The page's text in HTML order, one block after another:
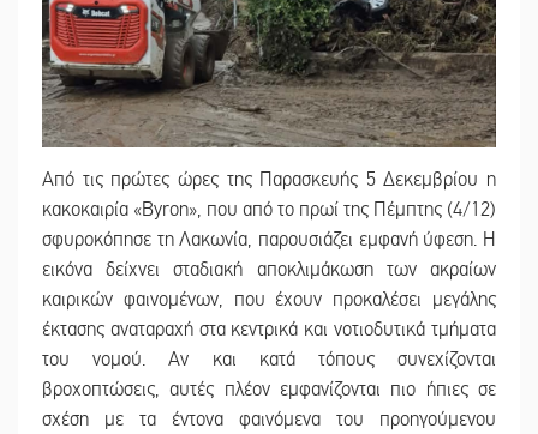
Από τις πρώτες ώρες της Παρασκευής 5 Δεκεμβρίου η
κακοκαιρία «Byron», που από το πρωί της Πέμπτης (4/12)
σφυροκόπησε τη Λακωνία, παρουσιάζει εμφανή ύφεση. Η
εικόνα δείχνει σταδιακή αποκλιμάκωση των ακραίων
καιρικών φαινομένων, που έχουν προκαλέσει μεγάλης
έκτασης αναταραχή στα κεντρικά και νοτιοδυτικά τμήματα
του νομού. Αν και κατά τόπους συνεχίζονται
βροχοπτώσεις, αυτές πλέον εμφανίζονται πιο ήπιες σε
σχέση με τα έντονα φαινόμενα του προηγούμενου